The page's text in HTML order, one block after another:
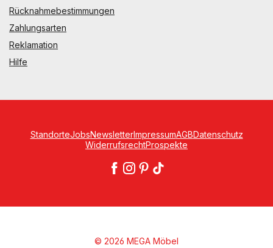
Rücknahmebestimmungen
Zahlungsarten
Reklamation
Hilfe
StandorteJobsNewsletterImpressumAGBDatenschutz
WiderrufsrechtProspekte
© 2026 MEGA Möbel